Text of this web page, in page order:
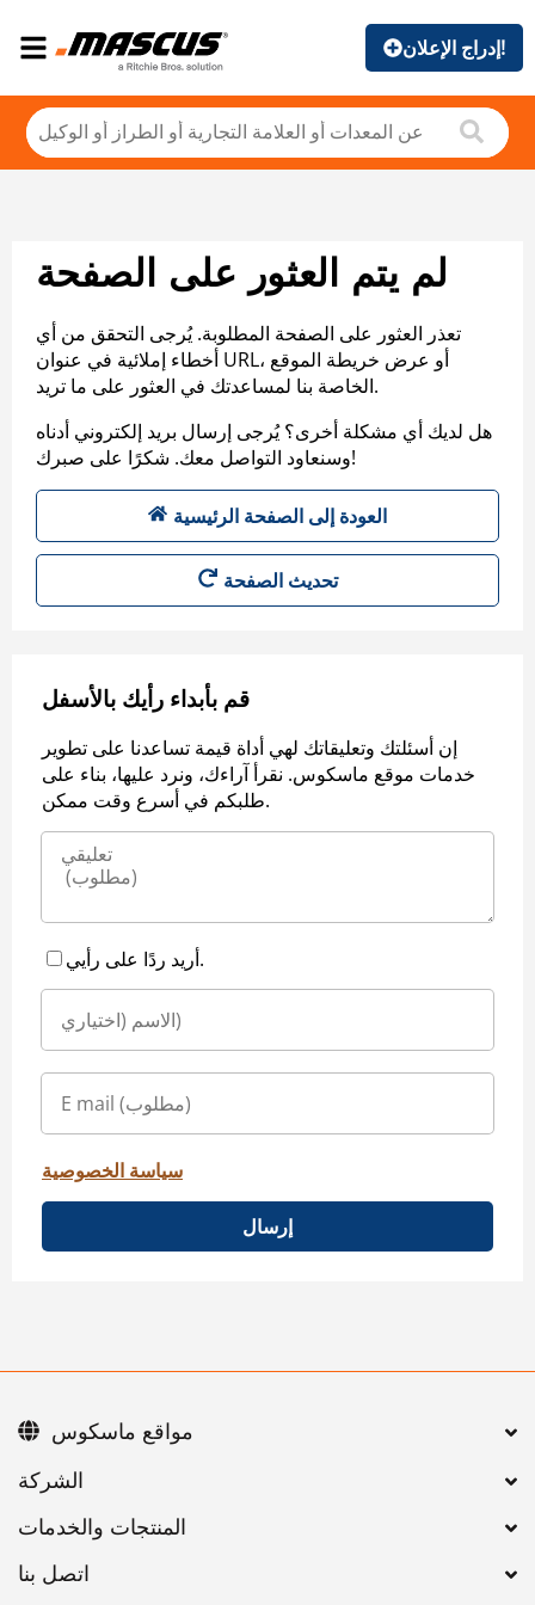
إدراج الإعلان!
لم يتم العثور على الصفحة
تعذر العثور على الصفحة المطلوبة. يُرجى التحقق من أي
أخطاء إملائية في عنوان URL، أو عرض خريطة الموقع
الخاصة بنا لمساعدتك في العثور على ما تريد.
هل لديك أي مشكلة أخرى؟ يُرجى إرسال بريد إلكتروني أدناه
وسنعاود التواصل معك. شكرًا على صبرك!
العودة إلى الصفحة الرئيسية
تحديث الصفحة
قم بأبداء رأيك بالأسفل
إن أسئلتك وتعليقاتك لهي أداة قيمة تساعدنا على تطوير
خدمات موقع ماسكوس. نقرأ آراءك، ونرد عليها، بناء على
طلبكم في أسرع وقت ممكن.
أريد ردًا على رأيي.
سياسة الخصوصية
إرسال
اتصل بنا
مواقع ماسكوس